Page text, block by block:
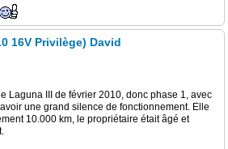
16V Privilège) David
Laguna III de février 2010, donc phase 1, avec
une grand silence de fonctionnement. Elle
10.000 km, le propriétaire était âgé et